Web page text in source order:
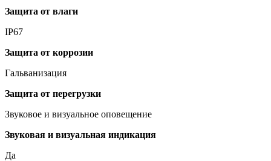
Защита от влаги
IP67
Защита от коррозии
Гальванизация
Защита от перегрузки
Звуковое и визуальное оповещение
Звуковая и визуальная индикация
Да